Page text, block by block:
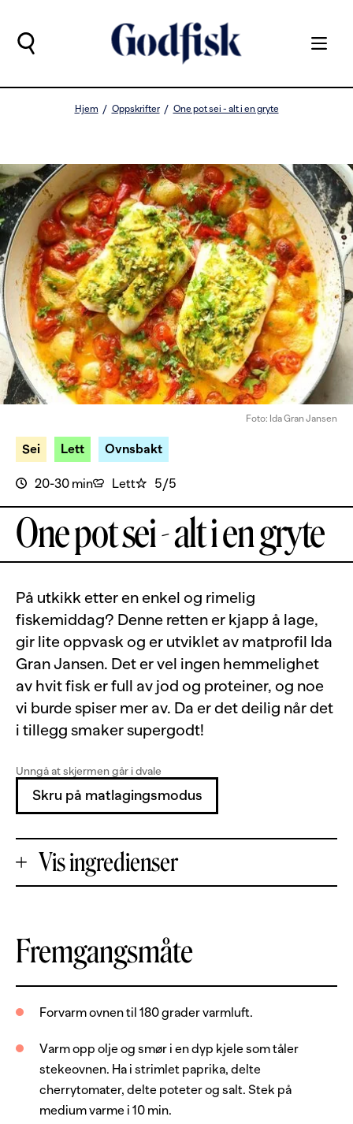
Hjem Oppskrifter One pot sei - alt i en gryte
Foto: Ida Gran Jansen
Sei Lett Ovnsbakt
20-30 min Lett 5/5
One pot sei - alt i en gryte
På utkikk etter en enkel og rimelig
fiskemiddag? Denne retten er kjapp å lage,
gir lite oppvask og er utviklet av matprofil Ida
Gran Jansen. Det er vel ingen hemmelighet
av hvit fisk er full av jod og proteiner, og noe
vi burde spiser mer av. Da er det deilig når det
i tillegg smaker supergodt!
Unngå at skjermen går i dvale
Skru på matlagingsmodus
Vis ingredienser
Porsjoner
800 g
seifilet, uten skinn og bein
1 ss
smør
500 g
cherrytomat
Fremgangsmåte
Forvarm ovnen til 180 grader varmluft.
Varm opp olje og smør i en dyp kjele som tåler
stekeovnen. Ha i strimlet paprika, delte
cherrytomater, delte poteter og salt. Stek på
medium varme i 10 min.